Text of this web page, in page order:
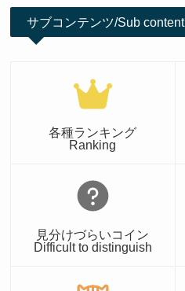
サブコンテンツ/Sub content
各種ランキング
Ranking
見分けづらいコイン
Difficult to distinguish